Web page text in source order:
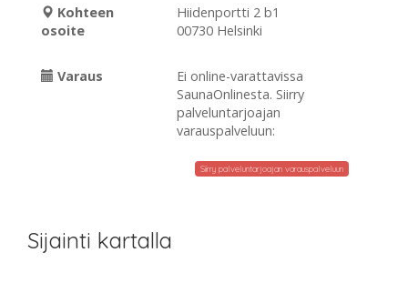
Kohteen
osoite
Hiidenportti 2 b1
00730 Helsinki
Varaus
Ei online-varattavissa
SaunaOnlinesta. Siirry
palveluntarjoajan
varauspalveluun:
Siirry palveluntarjoajan varauspalveluun
Sijainti kartalla